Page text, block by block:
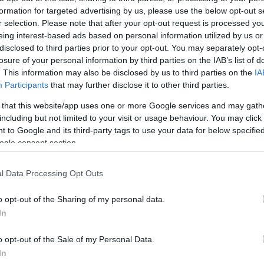
for targeted advertising by us, please use the below opt-out
selection. Please note that after your opt-out request is processed
interest-based ads based on personal information utilized by us
to third parties prior to your opt-out. You may separately
of your personal information by third parties on the IAB’s list of
This information may also be disclosed by us to third parties on the
Participants that may further disclose it to other third parties.
that this website/app uses one or more Google services and may
but not limited to your visit or usage behaviour. You may
to Google and its third-party tags to use your data for below
consent section.
Data Processing Opt Outs
opt-out of the Sharing of my personal data.
opt-out of the Sale of my Personal Data.
Jelszó Emlékezzen rám
Regisztráció
szaknévsora
KERTÉSZ ÉS KERTÉSZET REGISZTRÁCIÓ NÖVÉNYKATALÓGUS